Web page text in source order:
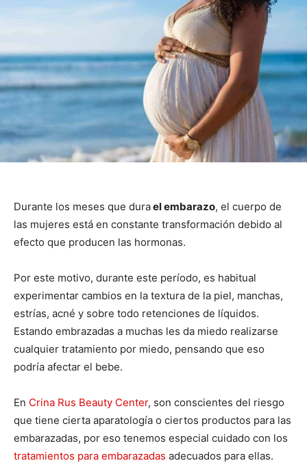
Durante los meses que durael embarazo, el cuerpo de
las mujeres está en constante transformación debido al
efecto que producen las hormonas.
Por este motivo, durante este período, es habitual
experimentar cambios en la textura de la piel, manchas,
estrías, acné y sobre todo retenciones de líquidos.
Estando embrazadas a muchas les da miedo realizarse
cualquier tratamiento por miedo, pensando que eso
podría afectar el bebe.
En Crina Rus Beauty Center, son conscientes del riesgo
que tiene cierta aparatología o ciertos productos para las
embarazadas, por eso tenemos especial cuidado con los
tratamientos para embarazadas adecuados para ellas.